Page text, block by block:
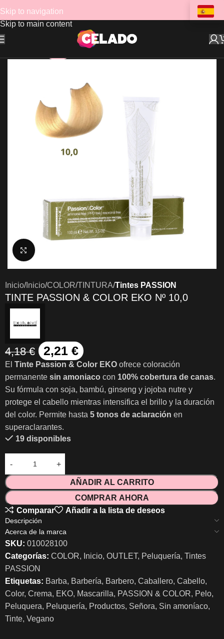
Skip to navigation
Skip to main content
Clic para ampliar
Inicio Inicio COLOR TINTURA Tintes PASSION
TINTE PASSION & COLOR EKO Nº 10,0
4,18€ 2,21 €
El Tinte Passion & Color EKO ofrece coloración
permanente sin amoniaco con 100% cobertura de canas.
Su fórmula con soja, bambú, ginseng y jojoba nutre y
protege el cabello mientras intensifica el brillo y la duración
del color. Permite hasta 5 tonos de aclaración en
superaclarantes.
19 disponibles
AÑADIR AL CARRITO
COMPRAR AHORA
Comparar
Añadir a la lista de deseos
Descripción
Acerca de la marca
SKU: 010028100
Categorías: COLOR, Inicio, OUTLET, Peluquería, Tintes
PASSION
Etiquetas: Barba, Barbería, Barbero, Caballero, Cabello,
Color, Crema, EKO, Mascarilla, PASSION & COLOR, Pelo,
Peluquera, Peluquería, Productos, Señora, Sin amoníaco,
Tinte, Vegano